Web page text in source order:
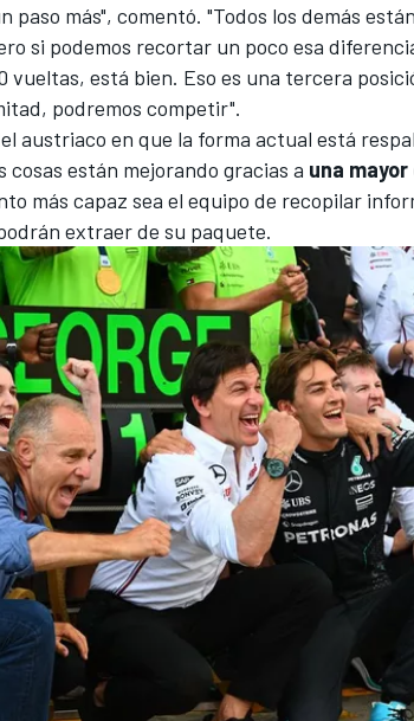
paso más", comentó. "Todos los demás
si podemos recortar un poco esa
vueltas, está bien. Eso es una tercera
podremos competir".
austriaco en que la forma actual está
cosas están mejorando gracias a una
más capaz sea el equipo de recopilar
extraer de su paquete.